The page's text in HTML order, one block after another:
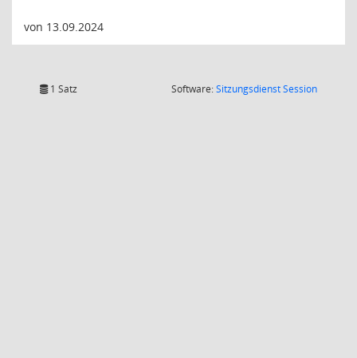
von 13.09.2024
1 Satz Software:SitzungsdienstSession(Wird in